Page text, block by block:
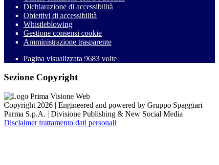
Dichiarazione di accessibilità
Obiettivi di accessibilità
Whistleblowing
Gestione consensi cookie
Amministrazione trasparente
Pagina visualizzata 9683 volte
Sezione Copyright
Copyright 2026 | Engineered and powered by Gruppo Spaggiari
Parma S.p.A. | Divisione Publishing & New Social Media
Disclaimer trattamento dati personali